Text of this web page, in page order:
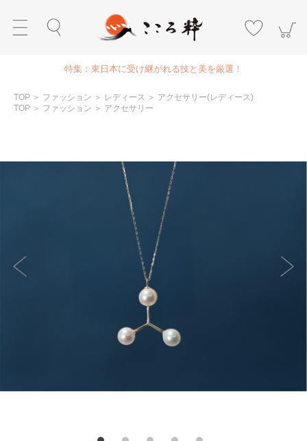
特集：東日本に受け継がれる技と美を厳選！
TOP ＞ ファッション ＞ レディース ＞ アクセサリー(レディース)
TOP ＞ ファッション ＞ アクセサリー